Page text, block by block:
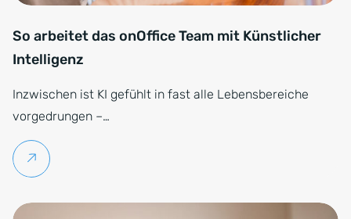
So arbeitet das onOffice Team mit Künstlicher
Intelligenz
Inzwischen ist KI gefühlt in fast alle Lebensbereiche
vorgedrungen –…
Weiterlesen